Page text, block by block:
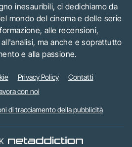
inesauribili, ci dedichiamo da
mondo del cinema e delle serie
alle recensioni,
ma anche e soprattutto
e alla passione.
Privacy Policy
Contatti
con noi
di tracciamento della pubblicità